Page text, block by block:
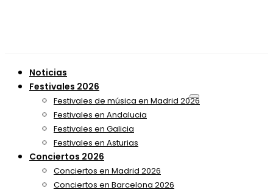
Noticias
Festivales 2026
Festivales de música en Madrid 2026
Festivales en Andalucia
Festivales en Galicia
Festivales en Asturias
Conciertos 2026
Conciertos en Madrid 2026
Conciertos en Barcelona 2026